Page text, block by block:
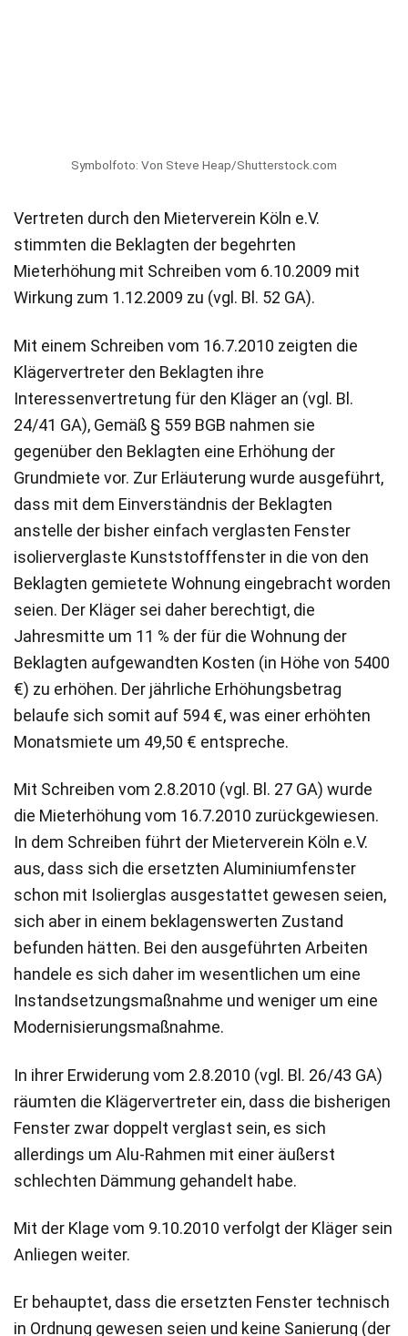
Symbolfoto: Von Steve Heap/Shutterstock.com
Vertreten durch den Mieterverein Köln e.V.
stimmten die Beklagten der begehrten
Mieterhöhung mit Schreiben vom 6.10.2009 mit
Wirkung zum 1.12.2009 zu (vgl. Bl. 52 GA).
Mit einem Schreiben vom 16.7.2010 zeigten die
Klägervertreter den Beklagten ihre
Interessenvertretung für den Kläger an (vgl. Bl.
24/41 GA), Gemäß § 559 BGB nahmen sie
gegenüber den Beklagten eine Erhöhung der
Grundmiete vor. Zur Erläuterung wurde ausgeführt,
dass mit dem Einverständnis der Beklagten
anstelle der bisher einfach verglasten Fenster
isolierverglaste Kunststofffenster in die von den
Beklagten gemietete Wohnung eingebracht worden
seien. Der Kläger sei daher berechtigt, die
Jahresmitte um 11 % der für die Wohnung der
Beklagten aufgewandten Kosten (in Höhe von 5400
€) zu erhöhen. Der jährliche Erhöhungsbetrag
belaufe sich somit auf 594 €, was einer erhöhten
Monatsmiete um 49,50 € entspreche.
Mit Schreiben vom 2.8.2010 (vgl. Bl. 27 GA) wurde
die Mieterhöhung vom 16.7.2010 zurückgewiesen.
In dem Schreiben führt der Mieterverein Köln e.V.
aus, dass sich die ersetzten Aluminiumfenster
schon mit Isolierglas ausgestattet gewesen seien,
sich aber in einem beklagenswerten Zustand
befunden hätten. Bei den ausgeführten Arbeiten
handele es sich daher im wesentlichen um eine
Instandsetzungsmaßnahme und weniger um eine
Modernisierungsmaßnahme.
In ihrer Erwiderung vom 2.8.2010 (vgl. Bl. 26/43 GA)
räumten die Klägervertreter ein, dass die bisherigen
Fenster zwar doppelt verglast sein, es sich
allerdings um Alu-Rahmen mit einer äußerst
schlechten Dämmung gehandelt habe.
Mit der Klage vom 9.10.2010 verfolgt der Kläger sein
Anliegen weiter.
Er behauptet, dass die ersetzten Fenster technisch
in Ordnung gewesen seien und keine Sanierung (der